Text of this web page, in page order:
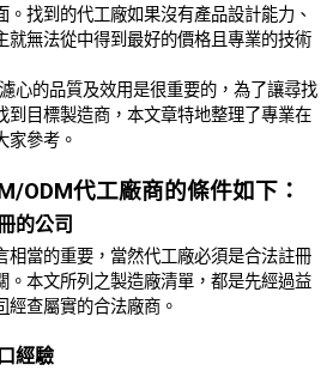
。找到的代工廠如果沒有產品設計能力、
就無法從中得到最好的價格且專業的技術
心的品質及效用是很重要的，為了讓尋找
到目標製造商，本文章特地整理了專業在
家參考。
ODM代工廠商的條件如下：
的公司
相當的重要，當然代工廠必須是合法註冊
。本文所列之製造廠清單，都是先經過益
經查屬實的合法廠商。
經驗